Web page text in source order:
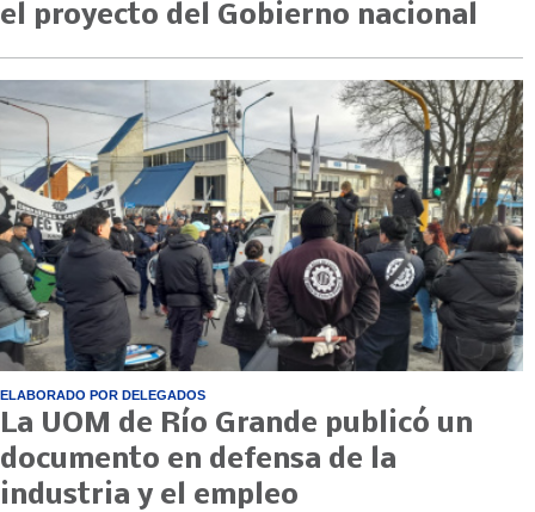
el proyecto del Gobierno nacional
ELABORADO POR DELEGADOS
La UOM de Río Grande publicó un
documento en defensa de la
industria y el empleo